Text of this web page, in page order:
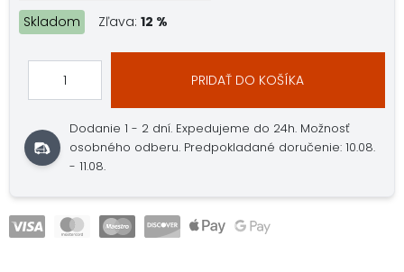
Skladom Zľava: 12 %
PRIDAŤ DO KOŠÍKA
Dodanie 1 - 2 dní. Expedujeme do 24h. Možnosť
osobného odberu. Predpokladané doručenie: 10.08.
- 11.08.